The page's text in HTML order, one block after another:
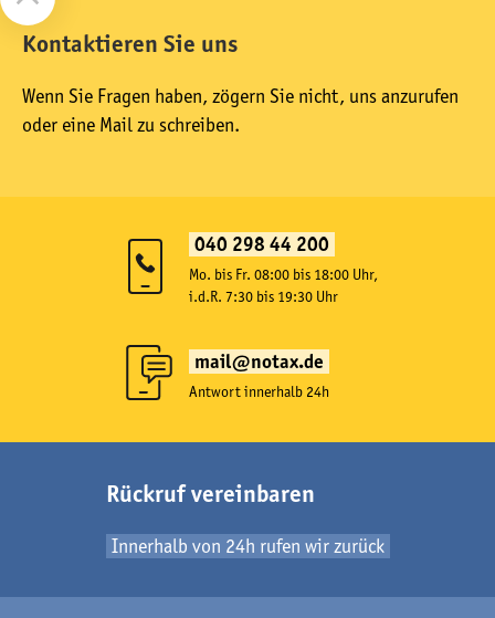
Kontaktieren Sie uns
Wenn Sie Fragen haben, zögern Sie nicht, uns anzurufen
oder eine Mail zu schreiben.
040 298 44 200
Mo. bis Fr. 08:00 bis 18:00 Uhr,
i.d.R. 7:30 bis 19:30 Uhr
mail@notax.de
Antwort innerhalb 24h
Rückruf vereinbaren
Innerhalb von 24h rufen wir zurück